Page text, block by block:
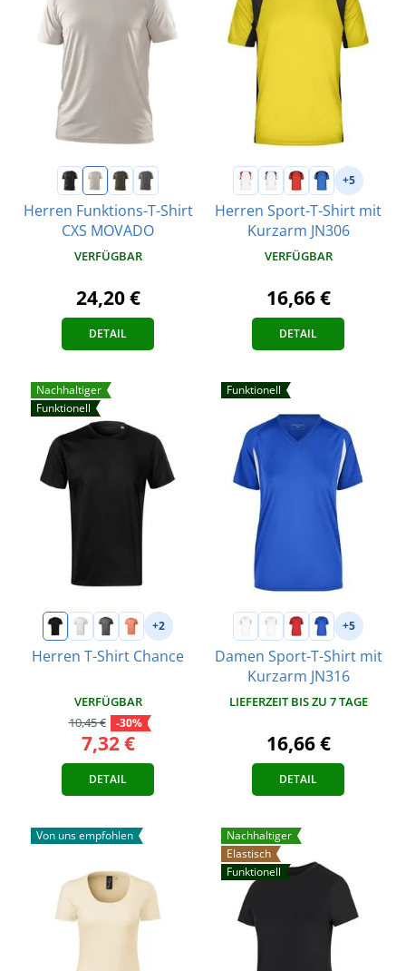
Herren Funktions-T-Shirt
CXS MOVADO
VERFÜGBAR
24,20 €
DETAIL
+5
Herren Sport-T-Shirt mit
Kurzarm JN306
VERFÜGBAR
16,66 €
DETAIL
Nachhaltiger
Funktionell
+2
Herren T-Shirt Chance
VERFÜGBAR
10,45 €
-30%
7,32 €
DETAIL
Funktionell
+5
Damen Sport-T-Shirt mit
Kurzarm JN316
LIEFERZEIT BIS ZU 7 TAGE
16,66 €
DETAIL
Von uns empfohlen
Nachhaltiger
Elastisch
Funktionell